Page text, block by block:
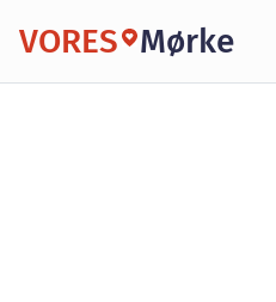
VORES Mørke